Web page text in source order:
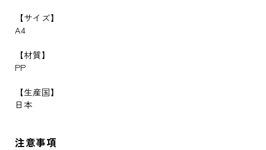
【サイズ】
A4
【材質】
PP
【生産国】
日本
注意事項